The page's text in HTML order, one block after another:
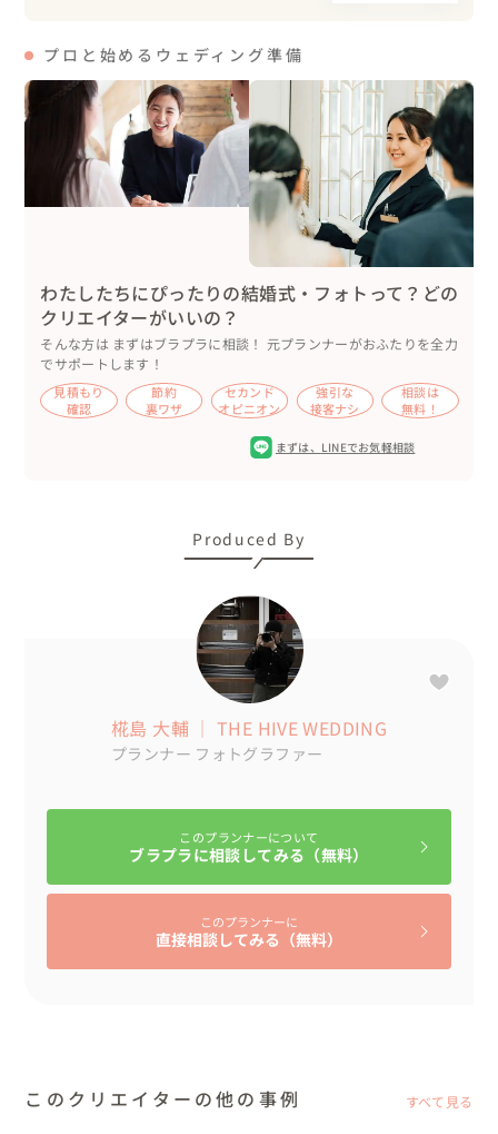
プロと始めるウェディング準備
わたしたちにぴったりの結婚式・フォトって？どの
クリエイターがいいの？
そんな方は まずはブラプラに相談！ 元プランナーがおふたりを全力
でサポートします！
見積もり
確認
節約
裏ワザ
セカンド
オピニオン
強引な
接客ナシ
相談は
無料！
まずは、 LINEでお気軽相談
Produced By
椛島 大輔 ｜ THE HIVE WEDDING
プランナー フォトグラファー
このプランナーについて
ブラプラに相談してみる（無料）
このプランナーに
直接相談してみる（無料）
このクリエイターの他の事例 すべて見る